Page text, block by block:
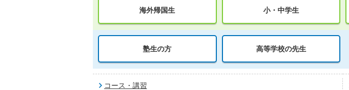
海外帰国生 小・中学生
塾生の方 高等学校の先生
コース・講習